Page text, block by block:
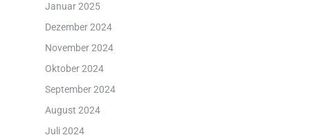
Januar 2025
Dezember 2024
November 2024
Oktober 2024
September 2024
August 2024
Juli 2024